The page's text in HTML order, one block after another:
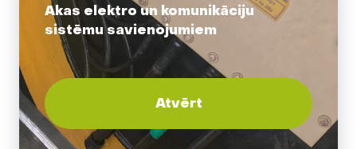
Akas elektro un komunikāciju
sistēmu savienojumiem
Atvērt